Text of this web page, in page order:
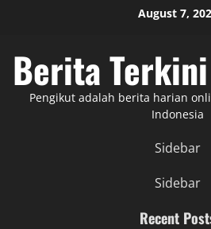
August 7,
Berita
Pengikut adalah berita harian
Indonesia
Sidebar
Sidebar
Recent